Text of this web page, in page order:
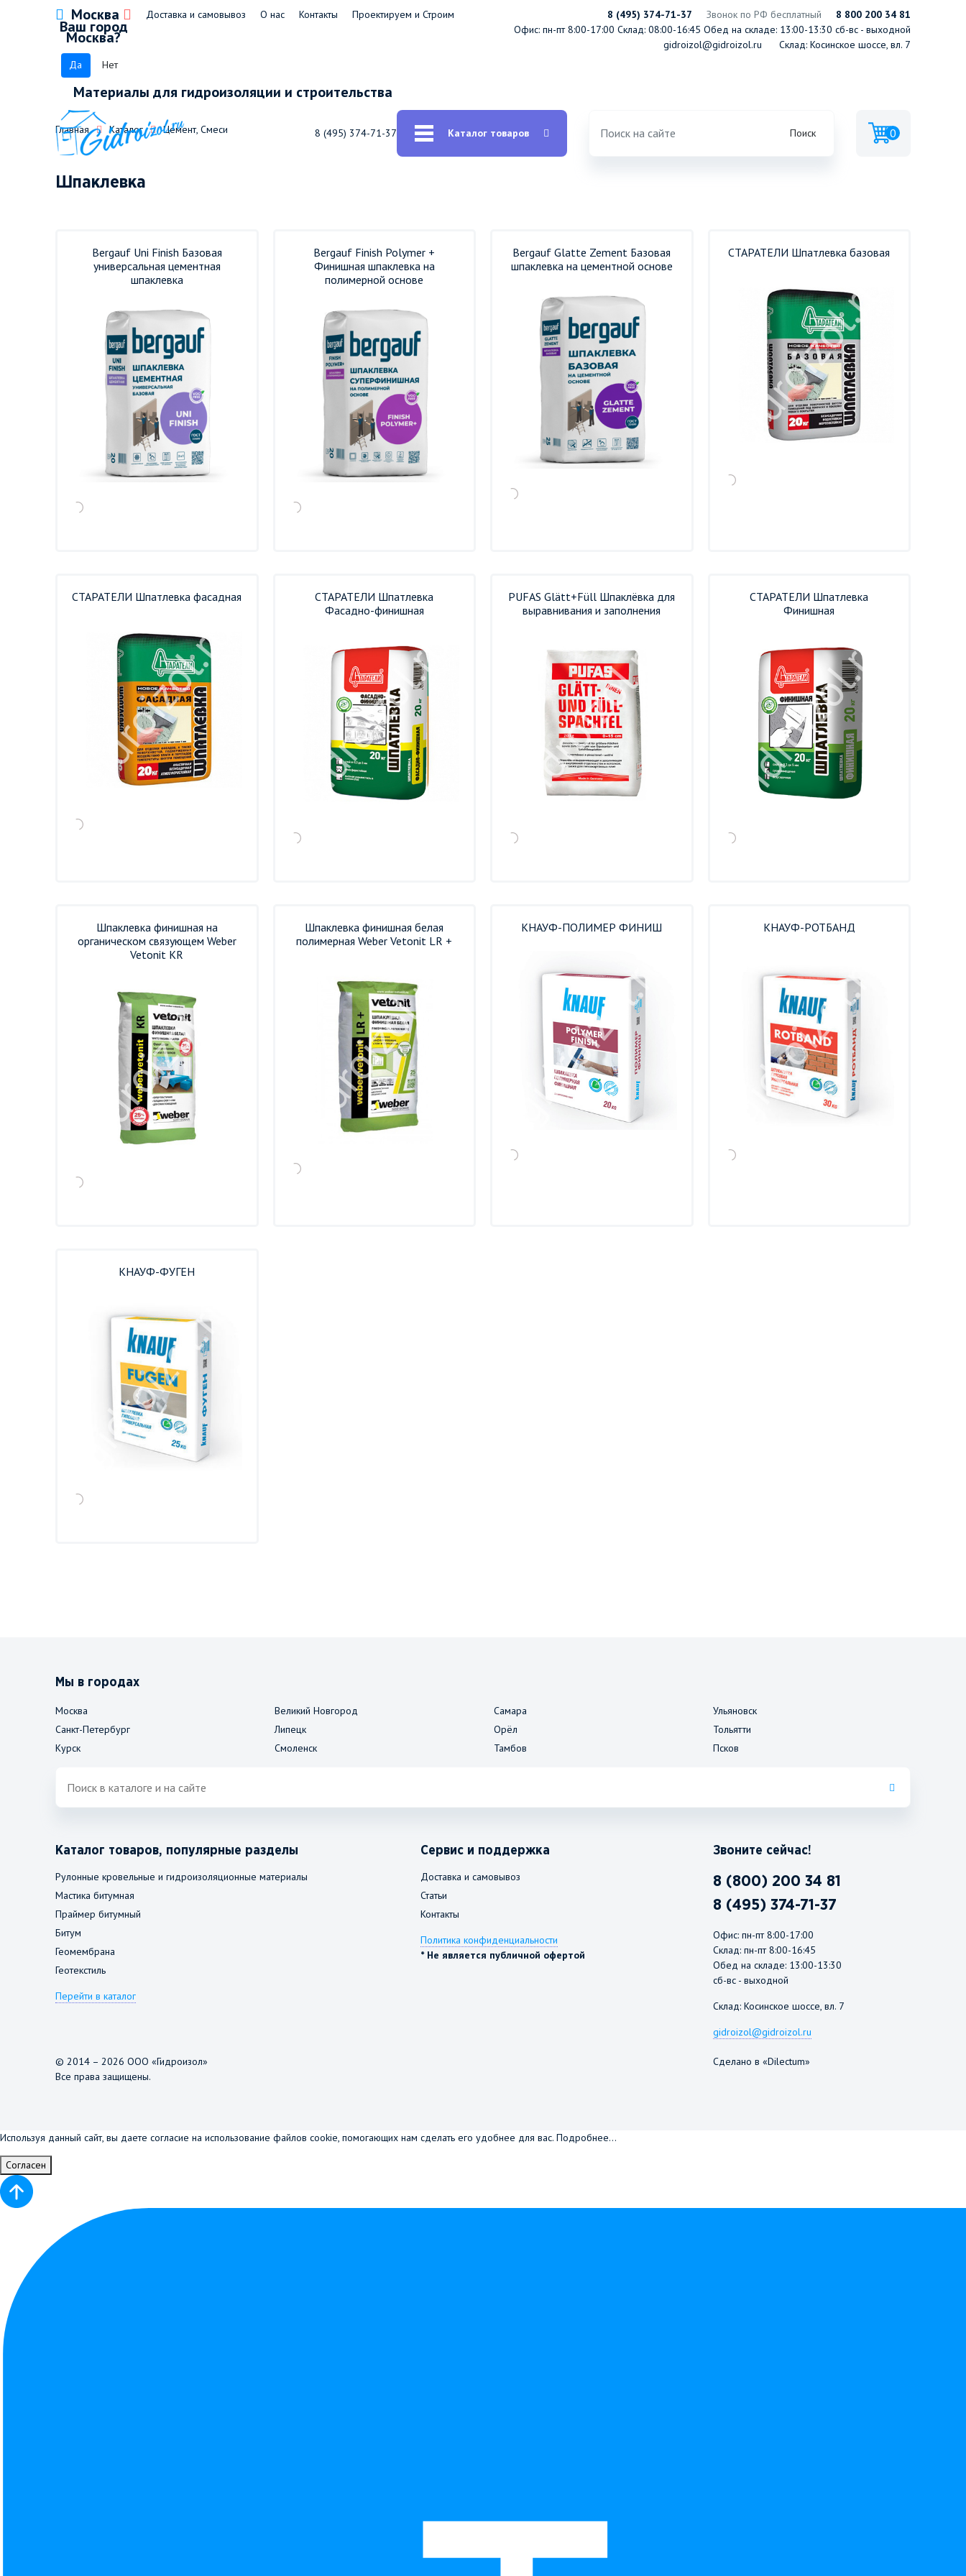
Москва
Ваш город
Москва?
Да Нет
Доставка и самовывоз О нас Контакты Проектируем и Строим
Материалы для гидроизоляции и строительства
8 (495) 374-71-37 Звонок по РФ бесплатный
8 800 200 34 81
Офис: пн-пт 8:00-17:00 Склад: 08:00-16:45 Обед на складе: 13:00-13:30 сб-вс - выходной
gidroizol@gidroizol.ru
Склад: Косинское шоссе, вл. 7
8 (495) 374-71-37 Каталог товаров Поиск 0
Главная Каталог Цемент, Смеси
Шпаклевка
Bergauf Uni Finish Базовая
универсальная цементная
шпаклевка
Bergauf Finish Polymer +
Финишная шпаклевка на
полимерной основе
Bergauf Glatte Zement Базовая
шпаклевка на цементной основе
СТАРАТЕЛИ Шпатлевка базовая
СТАРАТЕЛИ Шпатлевка фасадная
СТАРАТЕЛИ Шпатлевка
Фасадно-финишная
PUFAS Glätt+Füll Шпаклёвка для
выравнивания и заполнения
СТАРАТЕЛИ Шпатлевка
Финишная
Шпаклевка финишная на
органическом связующем Weber
Vetonit KR
Шпаклевка финишная белая
полимерная Weber Vetonit LR +
КНАУФ-ПОЛИМЕР ФИНИШ КНАУФ-РОТБАНД
КНАУФ-ФУГЕН
Мы в городах
Москва
Санкт-Петербург
Курск
Великий Новгород
Липецк
Смоленск
Самара
Орёл
Тамбов
Ульяновск
Тольятти
Псков
Каталог товаров, популярные разделы
Рулонные кровельные и гидроизоляционные материалы
Мастика битумная
Праймер битумный
Битум
Геомембрана
Геотекстиль
Перейти в каталог
Сервис и поддержка
Доставка и самовывоз
Статьи
Контакты
Политика конфиденциальности
* Не является публичной офертой
Звоните сейчас!
8 (800) 200 34 81
8 (495) 374-71-37
Офис: пн-пт 8:00-17:00
Склад: пн-пт 8:00-16:45
Обед на складе: 13:00-13:30
сб-вс - выходной
Склад: Косинское шоссе, вл. 7
gidroizol@gidroizol.ru
© 2014 – 2026 ООО «Гидроизол»
Все права защищены.
Сделано в «Dilectum»
Используя данный сайт, вы даете согласие на использование файлов cookie, помогающих нам сделать его удобнее для вас. Подробнее...
Согласен